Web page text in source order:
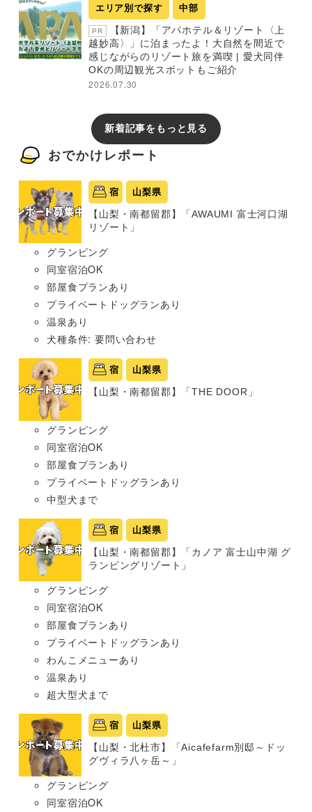
エリア別で探す 中部
PR
【新潟】「アパホテル＆リゾート〈上
越妙高〉」に泊まったよ！大自然を間近で
感じながらのリゾート旅を満喫 | 愛犬同伴
OKの周辺観光スポットもご紹介
2026.07.30
新着記事をもっと見る
おでかけレポート
宿 山梨県
【山梨・南都留郡】「AWAUMI 富士河口湖
リゾート」
グランピング
同室宿泊OK
部屋食プランあり
プライベートドッグランあり
温泉あり
犬種条件: 要問い合わせ
宿 山梨県
【山梨・南都留郡】「THE DOOR」
グランピング
同室宿泊OK
部屋食プランあり
プライベートドッグランあり
中型犬まで
宿 山梨県
【山梨・南都留郡】「カノア 富士山中湖 グ
ランピングリゾート」
グランピング
同室宿泊OK
部屋食プランあり
プライベートドッグランあり
わんこメニューあり
温泉あり
超大型犬まで
宿 山梨県
【山梨・北杜市】「Aicafefarm別邸～ドッ
グヴィラ八ヶ岳～」
グランピング
同室宿泊OK